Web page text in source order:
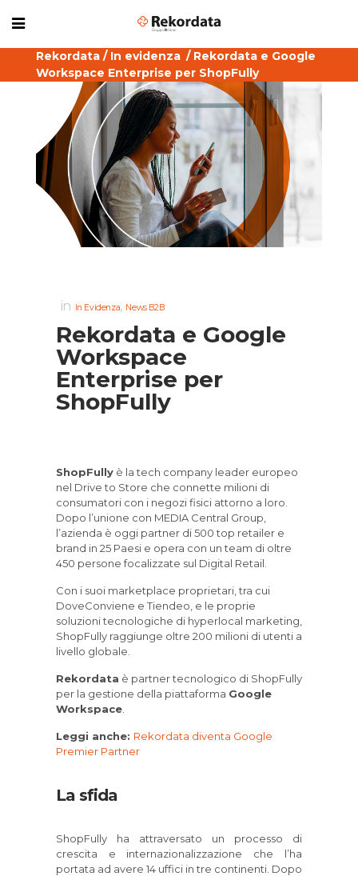
Rekordata / In evidenza / Rekordata e Google
Workspace Enterprise per ShopFully
in In Evidenza, News B2B
Rekordata e Google
Workspace
Enterprise per
ShopFully
ShopFullyè la tech company leader europeo
nel Drive to Store che connette milioni di
consumatori con i negozi fisici attorno a loro.
Dopo l’unione con MEDIA Central Group,
l’azienda è oggi partner di 500 top retailer e
brand in 25 Paesi e opera con un team di oltre
450 persone focalizzate sul Digital Retail.
Con i suoi marketplace proprietari, tra cui
DoveConviene e Tiendeo, e le proprie
soluzioni tecnologiche di hyperlocal marketing,
ShopFully raggiunge oltre 200 milioni di utenti a
livello globale.
Rekordata è partner tecnologico di ShopFully
per la gestione della piattaforma Google
Workspace.
Leggi anche: Rekordata diventa Google
Premier Partner
La sfida
ShopFully ha attraversato un processo di
crescita e internazionalizzazione che l’ha
portata ad avere 14 uffici in tre continenti. Dopo